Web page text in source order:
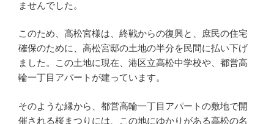
ませんでした。
このため、高松宮様は、終戦からの復興と、庶民の住宅
確保のために、高松宮邸の土地の半分を民間に払い下げ
ました。この土地に現在、港区立高松中学校や、都営高
輪一丁目アパートが建っています。
そのような縁から、都営高輪一丁目アパートの敷地で開
催される桜まつりには、この地にゆかりがある高松の名